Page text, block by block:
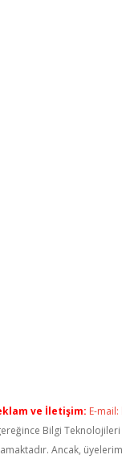
ve İletişim: E-mail:
gereğince Bilgi
Ancak,